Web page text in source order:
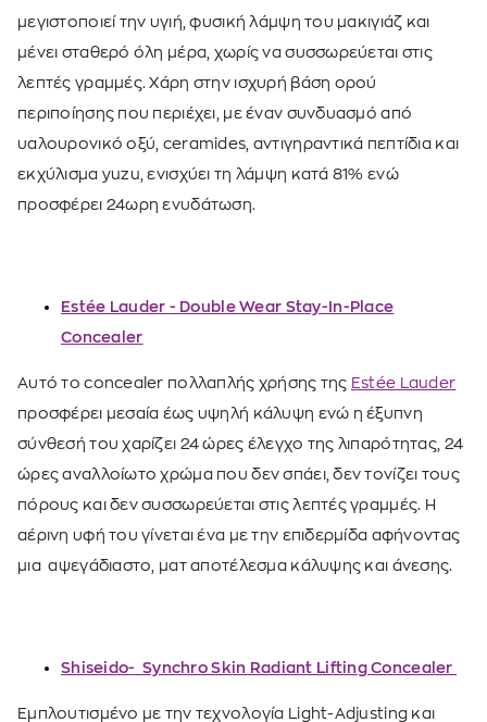
μεγιστοποιεί την υγιή, φυσική λάμψη του μακιγιάζ και
μένει σταθερό όλη μέρα, χωρίς να συσσωρεύεται στις
λεπτές γραμμές. Χάρη στην ισχυρή βάση ορού
περιποίησης που περιέχει, με έναν συνδυασμό από
υαλουρονικό οξύ, ceramides, αντιγηραντικά πεπτίδια και
εκχύλισμα yuzu, ενισχύει τη λάμψη κατά 81% ενώ
προσφέρει 24ωρη ενυδάτωση.
Estée Lauder - Double Wear Stay-In-Place
Concealer
Αυτό το concealer πολλαπλής χρήσης της Estée Lauder
προσφέρει μεσαία έως υψηλή κάλυψη ενώ η έξυπνη
σύνθεσή του χαρίζει 24 ώρες έλεγχο της λιπαρότητας, 24
ώρες αναλλοίωτο χρώμα που δεν σπάει, δεν τονίζει τους
πόρους και δεν συσσωρεύεται στις λεπτές γραμμές. Η
αέρινη υφή του γίνεται ένα με την επιδερμίδα αφήνοντας
μια αψεγάδιαστο, ματ αποτέλεσμα κάλυψης και άνεσης.
Shiseido- Synchro Skin Radiant Lifting Concealer
Εμπλουτισμένο με την τεχνολογία Light-Adjusting και